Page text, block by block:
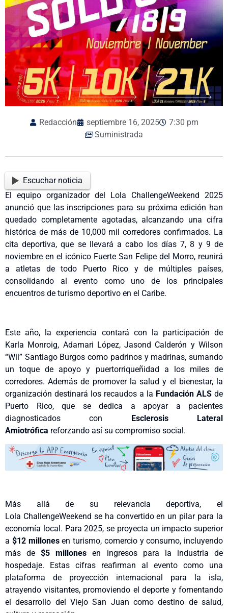
Redacción septiembre 16, 2025
7:30 pm
Suministrada
Escuchar noticia
El equipo organizador del Lola ChallengeWeekend 2025
anunció que las inscripciones para su próxima edición han
quedado completamente agotadas, alcanzando una cifra
histórica de más de 10,000 mil corredores confirmados. La
cita deportiva, que se llevará a cabo los días 7, 8 y 9 de
noviembre en el icónico Fuerte San Felipe del Morro, reunirá
a atletas de todo Puerto Rico y de múltiples países,
consolidando al evento como uno de los principales
encuentros de turismo deportivo en el Caribe.
Este año, la experiencia contará con la participación de
Karla Monroig, Adamari López, Jasond Calderón y Wilson
“Wil” Santiago Burgos como padrinos y madrinas, sumando
un toque de apoyo y puertorriqueñidad a los miles de
corredores. Además de promover la salud y el bienestar, la
organización destinará los recaudos a la Fundación ALS de
Puerto Rico, que se dedica a apoyar a pacientes
diagnosticados con Esclerosis Lateral
Amiotrófica reforzando así su compromiso social.
Más allá de su relevancia deportiva, el
Lola ChallengeWeekend se ha convertido en un pilar para la
economía local. Para 2025, se proyecta un impacto superior
a $12 millonesen turismo, comercio y consumo, incluyendo
más de$5 millones en ingresos para la industria de
hospedaje. Estas cifras reafirman al evento como una
plataforma de proyección internacional para la isla,
atrayendo visitantes, promoviendo el deporte y fomentando
el desarrollo del Viejo San Juan como destino de salud,